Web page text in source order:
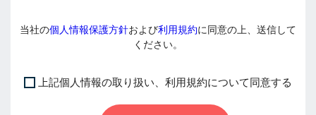
当社の個人情報保護方針および利用規約に同意の上、送信して
ください。
上記個人情報の取り扱い、利用規約について同意する